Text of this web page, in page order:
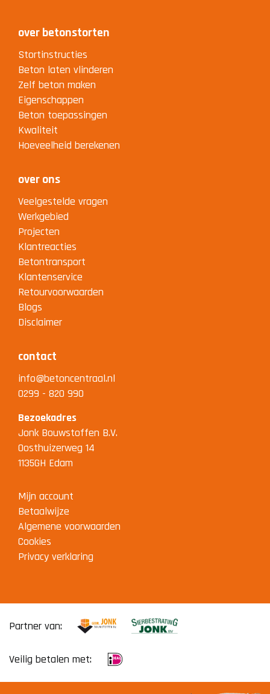
over betonstorten
Stortinstructies
Beton laten vlinderen
Zelf beton maken
Eigenschappen
Beton toepassingen
Kwaliteit
Hoeveelheid berekenen
over ons
Veelgestelde vragen
Werkgebied
Projecten
Klantreacties
Betontransport
Klantenservice
Retourvoorwaarden
Blogs
Disclaimer
contact
info@betoncentraal.nl
0299 - 820 990
Bezoekadres
Jonk Bouwstoffen B.V.
Oosthuizerweg 14
1135GH Edam
Mijn account
Betaalwijze
Algemene voorwaarden
Cookies
Privacy verklaring
Partner van:
Veilig betalen met: